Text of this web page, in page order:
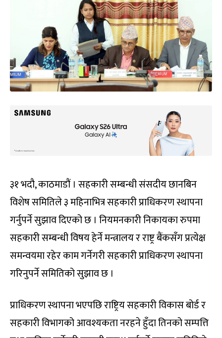
३१ भदौ, काठमाडौं । सहकारी सम्बन्धी संसदीय छानबिन
विशेष समितिले ३ महिनाभित्र सहकारी प्राधिकरण स्थापना
गर्नुपर्ने सुझाव दिएको छ । नियमनकारी निकायका रुपमा
सहकारी सम्बन्धी विषय हेर्ने मन्त्रालय र राष्ट्र बैंकसँग प्रत्येक्ष
समन्वयमा रहेर काम गर्नेगरी सहकारी प्राधिकरण स्थापना
गरिनुपर्ने समितिको सुझाव छ ।
प्राधिकरण स्थापना भएपछि राष्ट्रिय सहकारी विकास बोर्ड र
सहकारी विभागको आवश्यकता नरहने हुँदा तिनको सम्पत्ति